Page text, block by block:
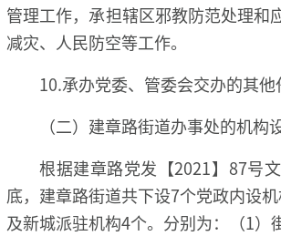
管理工作，承担辖区邪教防范处理和
减灾、人民防空等工作。
10.承办党委、管委会交办的其他
（二）建章路街道办事处的机构
根据建章路党发【2021】87号
底，建章路街道共下设7个党政内设
及新城派驻机构4个。分别为：（1）